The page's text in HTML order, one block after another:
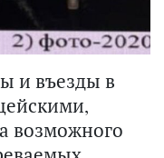
и въезды в
возможного